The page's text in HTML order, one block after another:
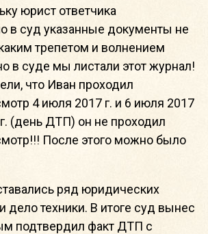
юрист ответчика
в суд указанные документы не
трепетом и волнением
в суде мы листали этот журнал!
что Иван проходил
4 июля 2017 г. и 6 июля 2017
(день ДТП) он не проходил
После этого можно было
ряд юридических
дело техники. В итоге суд вынес
подтвердил факт ДТП с